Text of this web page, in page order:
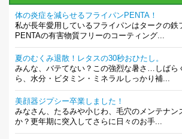
体の炎症を減らせるフライパンPENTA！
私が長年愛用しているフライパンはタークの鉄
PENTAの有害物質フリーのコーティング...
夏のむくみ退散！レタスの30秒おひたし。
みんな、バテてない？この強烈な暑さ…しばら
ら、水分・ビタミン・ミネラルしっかり補...
美顔器ジプシー卒業しました！
みなさん、たるみや小じわ、毛穴のメンテナン
か？更年期に突入してさらに日々のお手...